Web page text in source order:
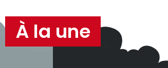
À la une